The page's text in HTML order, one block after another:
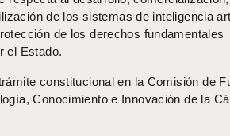
de los sistemas de inteligencia
de los derechos fundamentales
el Estado.
constitucional en la Comisión de
Conocimiento e Innovación de la